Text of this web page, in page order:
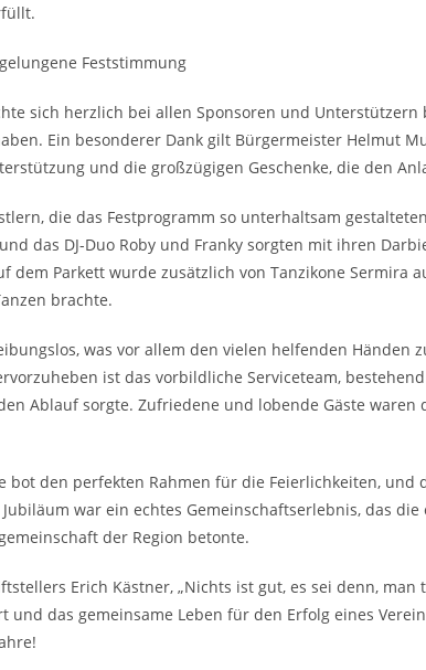
Feststimmung
sich herzlich bei allen Sponsoren und Unterstützern
Ein besonderer Dank gilt Bürgermeister Helmut
und die großzügigen Geschenke, die den
die das Festprogramm so unterhaltsam
das DJ-Duo Roby und Franky sorgten mit ihren
dem Parkett wurde zusätzlich von Tanzikone Sermira
brachte.
was vor allem den vielen helfenden Händen
ist das vorbildliche Serviceteam,
Ablauf sorgte. Zufriedene und lobende Gäste waren
bot den perfekten Rahmen für die Feierlichkeiten,
war ein echtes Gemeinschaftserlebnis, das
der Region betonte.
Erich Kästner, „Nichts ist gut, es sei denn, man
und das gemeinsame Leben für den Erfolg eines